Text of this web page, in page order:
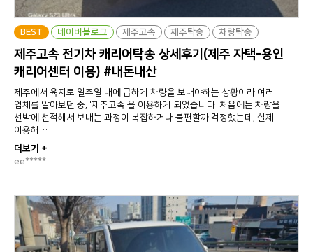
BEST 네이버블로그 제주고속 제주탁송 차량탁송
제주고속 전기차 캐리어탁송 상세후기(제주 자택-용인
캐리어센터 이용) #내돈내산
제주에서 육지로 일주일 내에 급하게 차량을 보내야하는 상황이라 여러
업체를 알아보던 중, '제주고속'을 이용하게 되었습니다. 처음에는 차량을
선박에 선적해서 보내는 과정이 복잡하거나 불편할까 걱정했는데, 실제
이용해…
더보기 +
ee*****